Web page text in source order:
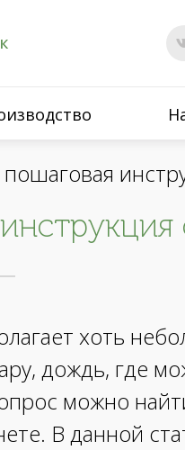
хоть
дождь, где
можно
В данной